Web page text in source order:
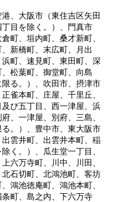
、大阪市（東住吉区矢田
目を除く。）、門真市
町、垣内町、桑才新町、
新橋町、末広町、月出
町、速見町、東田町、深
松葉町、御堂町、向島
る。）、吹田市、摂津市
雀本町、庄屋、千里丘、
び五丁目、西一津屋、浜
、一津屋、別府、三島、
。）、豊中市、東大阪市
出雲井町、出雲井本町、稲
く。）、瓜生堂一丁目、
六万寺町、川中、川田、
石切町、北鴻池町、客坊
鴻池徳庵町、鴻池本町、
町、島之内、下六万寺